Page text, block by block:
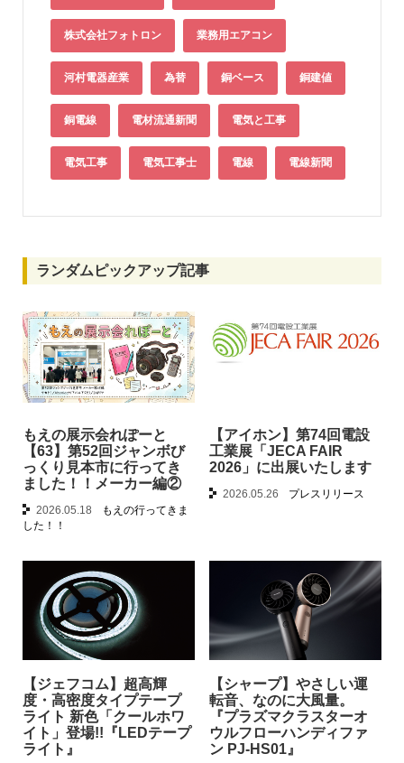
株式会社フォトロン 業務用エアコン
河村電器産業 為替 銅ベース 銅建値
銅電線 電材流通新聞 電気と工事
電気工事 電気工事士 電線 電線新聞
ランダムピックアップ記事
もえの展示会れぽーと
【63】第52回ジャンボび
っくり見本市に行ってき
ました！！メーカー編②
2026.05.18
もえの行ってきま
した！！
【アイホン】第74回電設
工業展「JECA FAIR
2026」に出展いたします
2026.05.26 プレスリリース
【ジェフコム】超高輝
度・高密度タイプテープ
ライト 新色「クールホワ
イト」登場!!『LEDテープ
ライト』
【シャープ】やさしい運
転音、なのに大風量。
『プラズマクラスターオ
ウルフローハンディファ
ン PJ-HS01』